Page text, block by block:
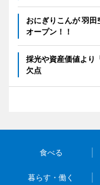
おにぎりこんが 羽
オープン！！
採光や資産価値より
欠点
食べる
暮らす・働く